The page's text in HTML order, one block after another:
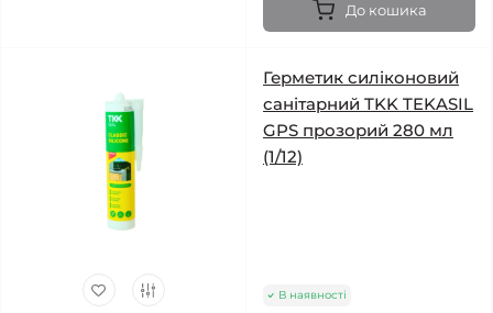
До кошика
Герметик силіконовий
санітарний TKK TEKASIL
GPS прозорий 280 мл
(1/12)
В наявності